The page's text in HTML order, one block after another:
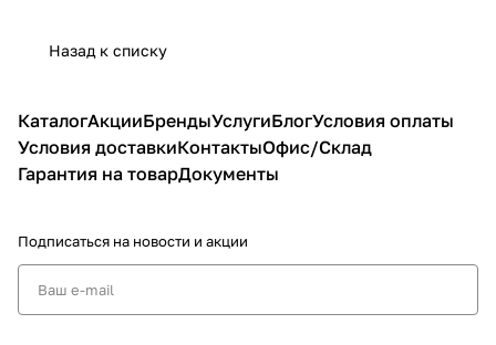
Назад к списку
КаталогАкцииБрендыУслугиБлогУсловия оплаты
Условия доставкиКонтактыОфис/Склад
Гарантия на товарДокументы
Подписаться на новости и акции